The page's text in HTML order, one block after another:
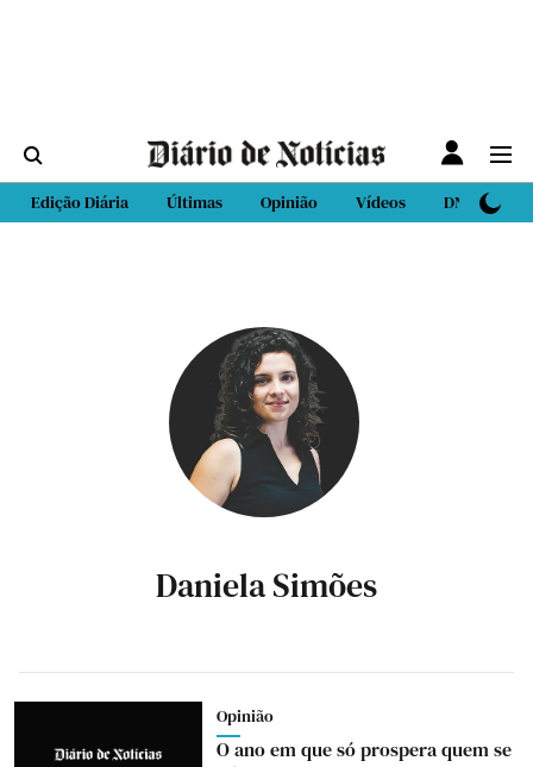
Edição Diária Últimas Opinião Vídeos DN Sport
Daniela Simões
Opinião
O ano em que só prospera quem se